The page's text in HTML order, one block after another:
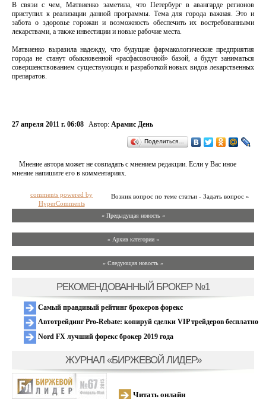
В связи с чем, Матвиенко заметила, что Петербург в авангарде регионов
приступил к реализации данной программы. Тема для города важная. Это и
забота о здоровье горожан и возможность обеспечить их востребованными
лекарствами, а также инвестиции и новые рабочие места.
Матвиенко выразила надежду, что будущие фармакологические предприятия
города не станут обыкновенной «расфасовочной» базой, а будут заниматься
совершенствованием существующих и разработкой новых видов лекарственных
препаратов.
27 апреля 2011 г. 06:08 Автор: Арамис День
Поделиться…
Мнение автора может не совпадать с мнением редакции. Если у Вас иное
мнение напишите его в комментариях.
Возник вопрос по теме статьи - Задать вопрос »
comments powered by
HyperComments
« Предыдущая новость «
» Архив категории «
» Следующая новость »
РЕКОМЕНДОВАННЫЙ БРОКЕР №1
Самый правдивый рейтинг брокеров форекс
Автотрейдинг Pro-Rebate: копируй сделки VIP трейдеров бесплатно
Nord FX лучший форекс брокер 2019 года
ЖУРНАЛ «БИРЖЕВОЙ ЛИДЕР»
Читать онлайн